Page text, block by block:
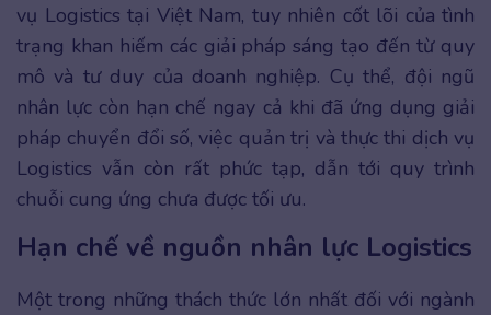
vụ Logistics tại Việt Nam, tuy nhiên cốt lõi của tình
trạng khan hiếm các giải pháp sáng tạo đến từ quy
mô và tư duy của doanh nghiệp. Cụ thể, đội ngũ
nhân lực còn hạn chế ngay cả khi đã ứng dụng giải
pháp chuyển đổi số, việc quản trị và thực thi dịch vụ
Logistics vẫn còn rất phức tạp, dẫn tới quy trình
chuỗi cung ứng chưa được tối ưu.
Hạn chế về nguồn nhân lực Logistics
Một trong những thách thức lớn nhất đối với ngành